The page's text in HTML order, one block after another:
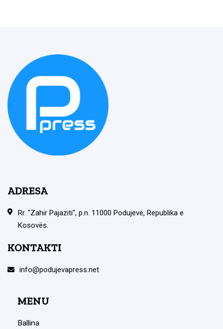
ADRESA
Rr. "Zahir Pajaziti", p.n. 11000 Podujevë, Republika e
Kosovës.
KONTAKTI
info@podujevapress.net
MENU
Ballina